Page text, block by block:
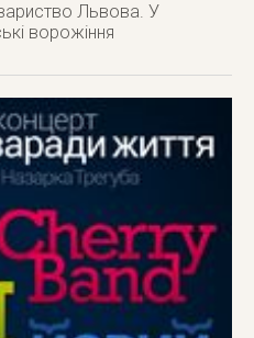
Львова. У
ворожіння